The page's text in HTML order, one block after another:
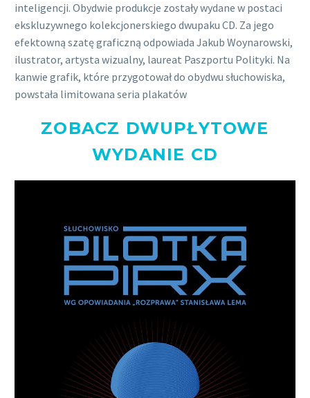
inteligencji. Obydwie produkcje zostały wydane w postaci
ekskluzywnego kolekcjonerskiego dwupaku CD. Za jego
efektowną szatę graficzną odpowiada Jakub Woynarowski,
ilustrator, artysta wizualny, laureat Paszportu Polityki. Na
kanwie grafik, które przygotował do obydwu słuchowiska,
powstała limitowana seria plakatów
ZOBACZ DWUPŁYTOWE
WYDANIE CD